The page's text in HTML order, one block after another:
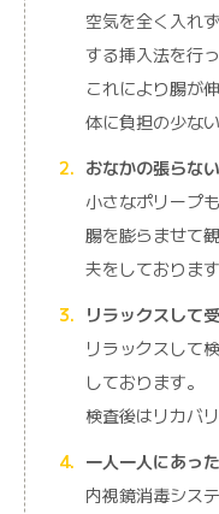
空気を全く入れ
する挿入法を行
これにより腸が
体に負担の少な
おなかの張らな
小さなポリープ
腸を膨らませて
夫をしております
リラックスして
リラックスして
しております。
検査後はリカバ
一人一人にあっ
内視鏡消毒シス